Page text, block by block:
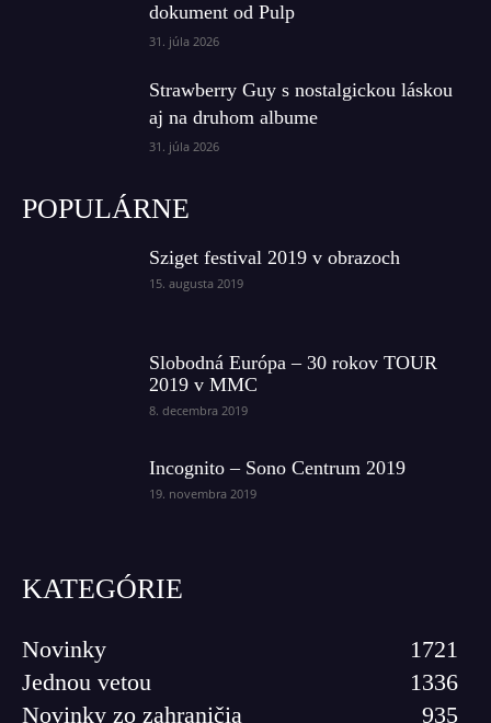
dokument od Pulp
31. júla 2026
Strawberry Guy s nostalgickou láskou
aj na druhom albume
31. júla 2026
POPULÁRNE
Sziget festival 2019 v obrazoch
15. augusta 2019
Slobodná Európa – 30 rokov TOUR
2019 v MMC
8. decembra 2019
Incognito – Sono Centrum 2019
19. novembra 2019
KATEGÓRIE
Novinky
1721
Jednou vetou
1336
Novinky zo zahraničia
935